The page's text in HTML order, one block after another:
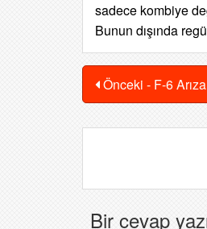
sadece kombiye
Bunun dışında
Önceki - F-6
Bir cevap